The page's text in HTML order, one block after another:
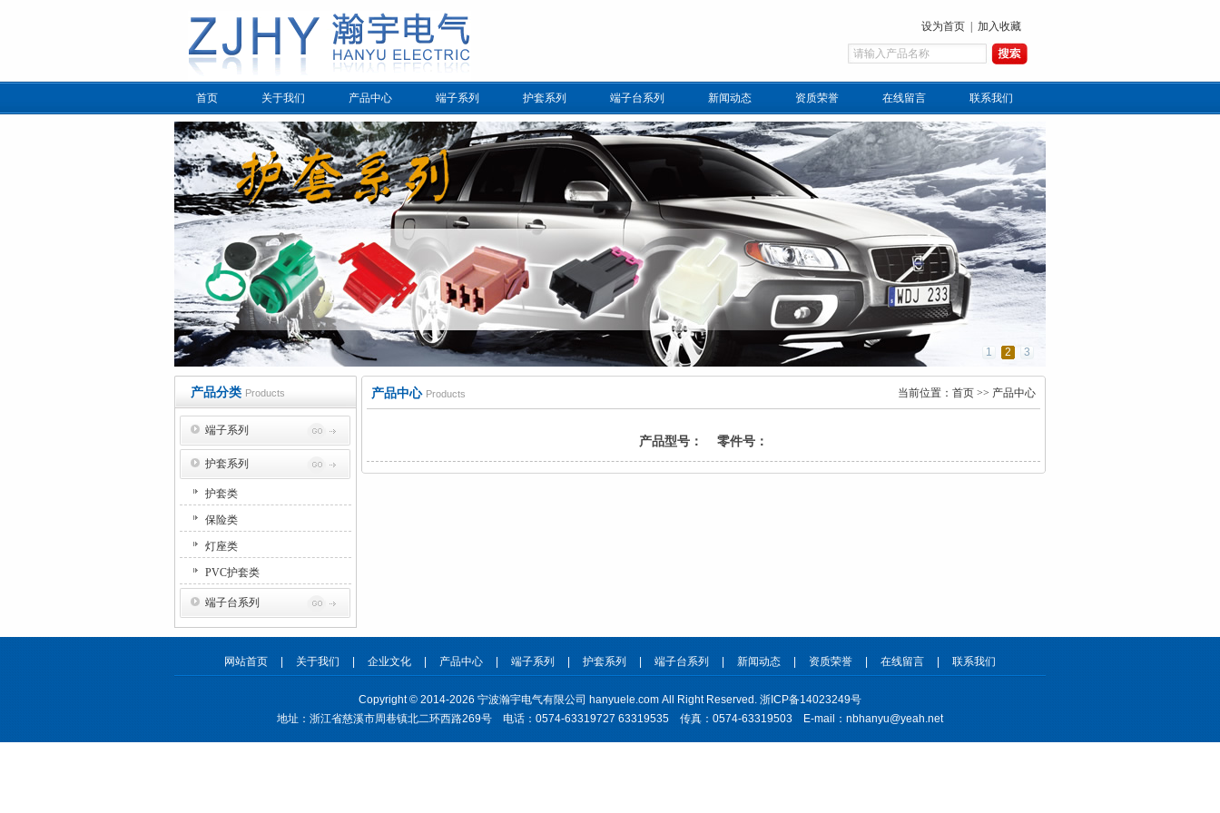
设为首页 加入收藏
首页 关于我们 产品中心 端子系列 护套系列 端子台系列 新闻动态 资质荣誉 在线留言 联系我们
1 2 3
产品分类 Products
端子系列
护套系列
护套类
保险类
灯座类
PVC护套类
端子台系列
产品中心 Products 当前位置： 首页 >> 产品中心
产品型号： 零件号：
网站首页 关于我们 企业文化 产品中心 端子系列 护套系列 端子台系列 新闻动态 资质荣誉 在线留言 联系我们
Copyright © 2014-2026 宁波瀚宇电气有限公司 hanyuele.com All Right Reserved. 浙ICP备14023249号
地址：浙江省慈溪市周巷镇北二环西路269号 电话：0574-63319727 63319535 传真：0574-63319503 E-mail：nbhanyu@yeah.net